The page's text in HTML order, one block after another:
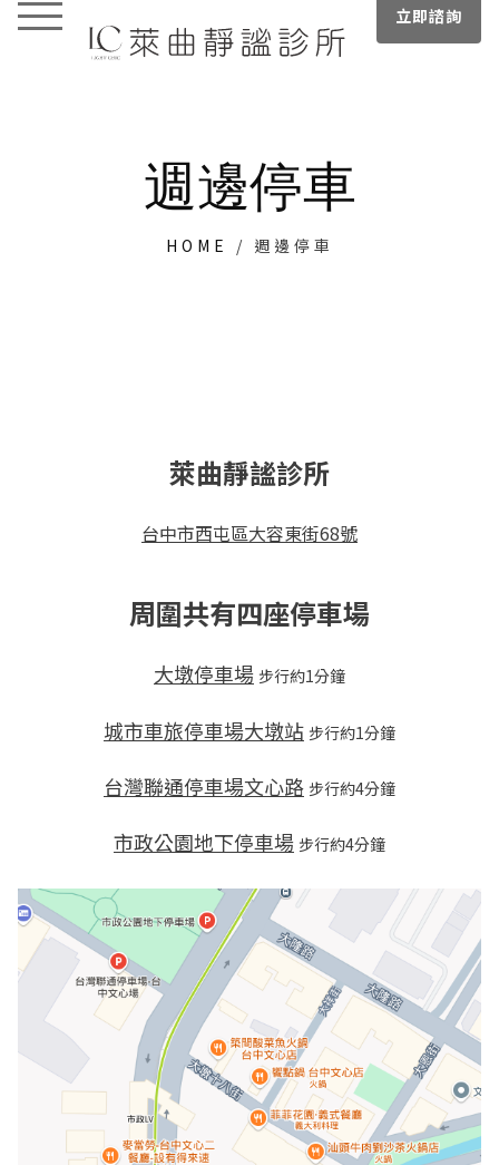
立即諮詢
週邊停車
HOME / 週邊停車
萊曲靜謐診所
台中市西屯區大容東街68號
周圍共有四座停車場
大墩停車場 步行約1分鐘
城市車旅停車場大墩站 步行約1分鐘
台灣聯通停車場文心路 步行約4分鐘
市政公園地下停車場 步行約4分鐘